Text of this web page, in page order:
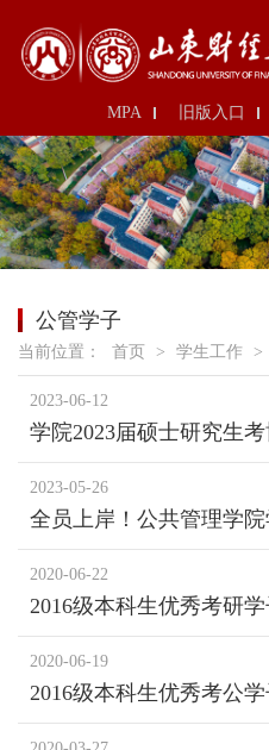
旧版入口
MPA
公管学子
当前位置： 首页 > 学生工作 >
2023-06-12
学院2023届硕士研究生
2023-05-26
全员上岸！公共管理学
2020-06-22
2016级本科生优秀考研
2020-06-19
2016级本科生优秀考公